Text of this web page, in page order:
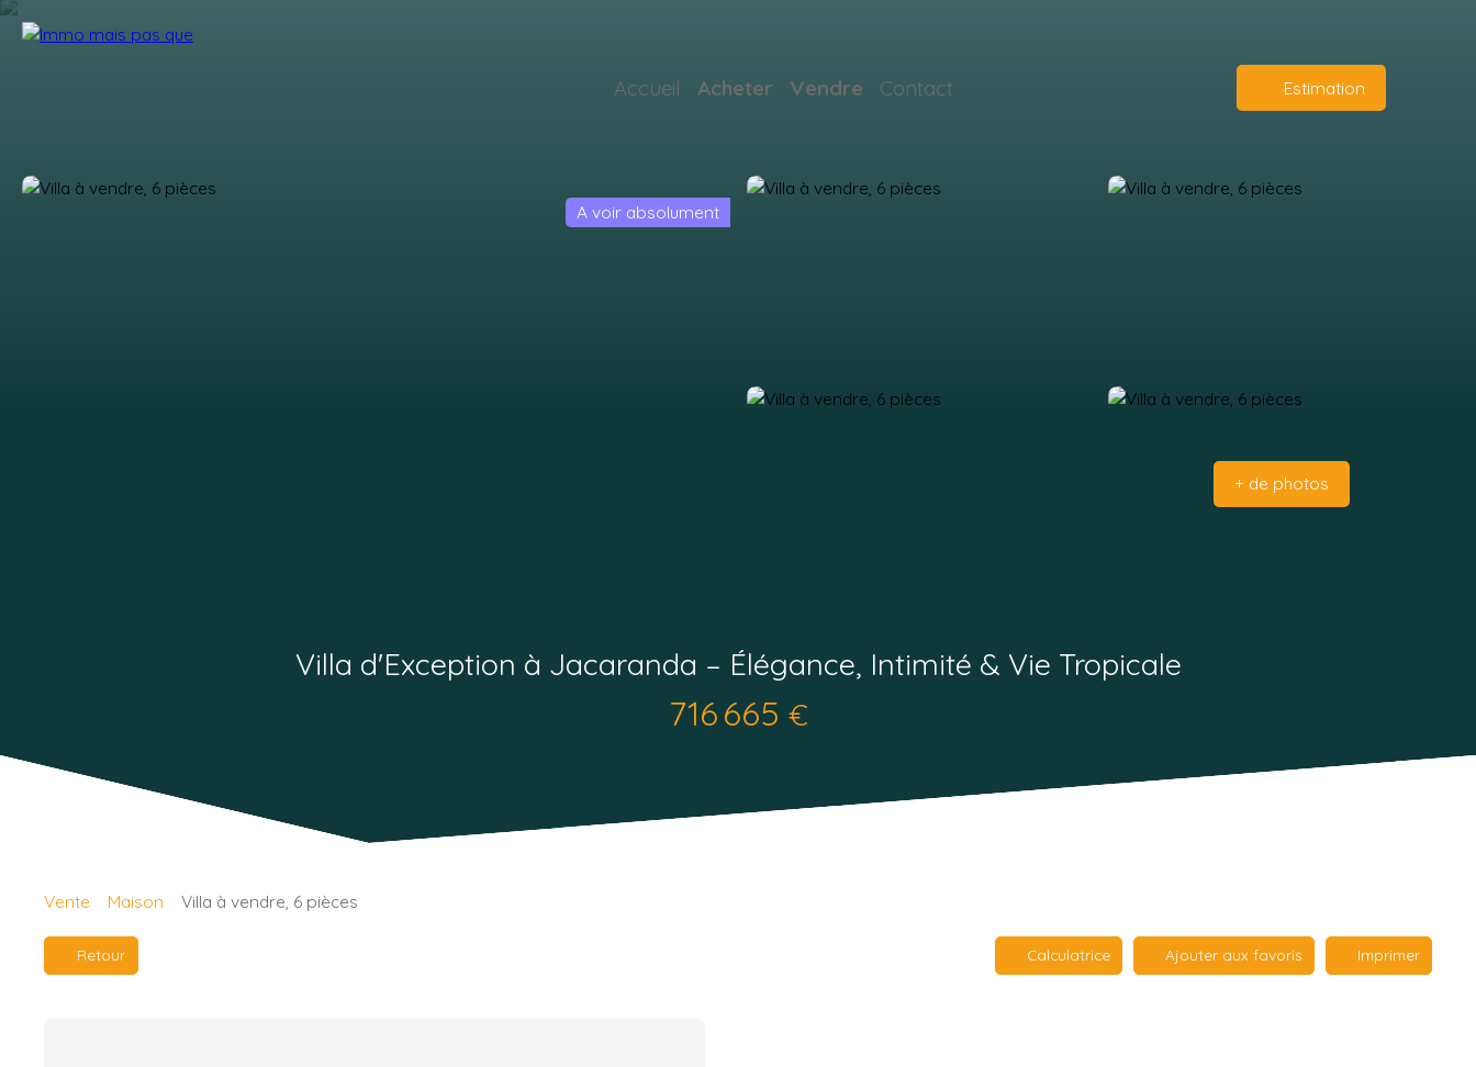
Accueil Acheter Vendre Contact Estimation
A voir absolument
+ de photos
Villa d'Exception à Jacaranda – Élégance, Intimité & Vie Tropicale
716 665 €
Vente Maison Villa à vendre, 6 pièces
Retour Calculatrice Ajouter aux favoris Imprimer